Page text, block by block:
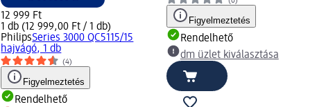
12 999 Ft
1 db (12 999,00 Ft / 1 db)
PhilipsSeries 3000 QC5115/15
hajvágó, 1 db
(4)
Figyelmeztetés
Rendelhető
Figyelmeztetés
Rendelhető
dm üzlet kiválasztása